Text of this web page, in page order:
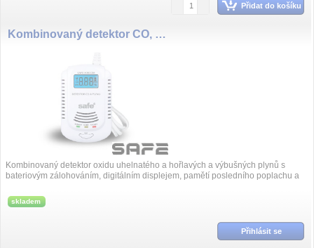
Přidat do košíku
Kombinovaný detektor CO, hořlavých a výbušných plynů SAFE 808COM
Kombinovaný detektor oxidu uhelnatého a hořlavých a výbušných plynů s
bateriovým zálohováním, digitálním displejem, pamětí posledního poplachu a
skladem
Přihlásit se